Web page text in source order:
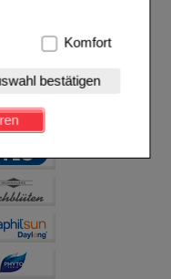
es sich um
Warenkorb,
nicht verzichtet
zu gestalten,
es uns
Inhalte
zu
Komfort
bestätigen